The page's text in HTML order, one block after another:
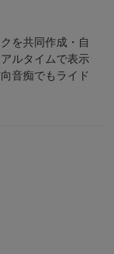
を共同作成・自
ルタイムで表示
音痴でもライド